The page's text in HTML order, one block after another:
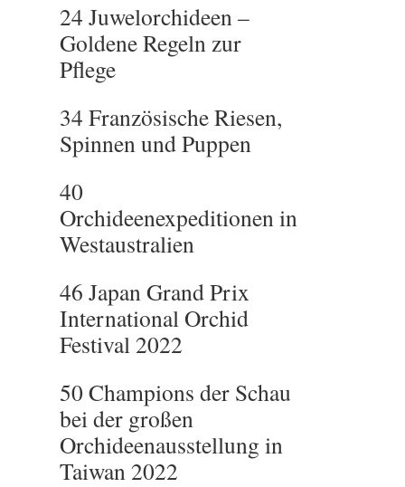
24 Juwelorchideen –
Goldene Regeln zur
Pflege
34 Französische Riesen,
Spinnen und Puppen
40
Orchideenexpeditionen in
Westaustralien
46 Japan Grand Prix
International Orchid
Festival 2022
50 Champions der Schau
bei der großen
Orchideenausstellung in
Taiwan 2022